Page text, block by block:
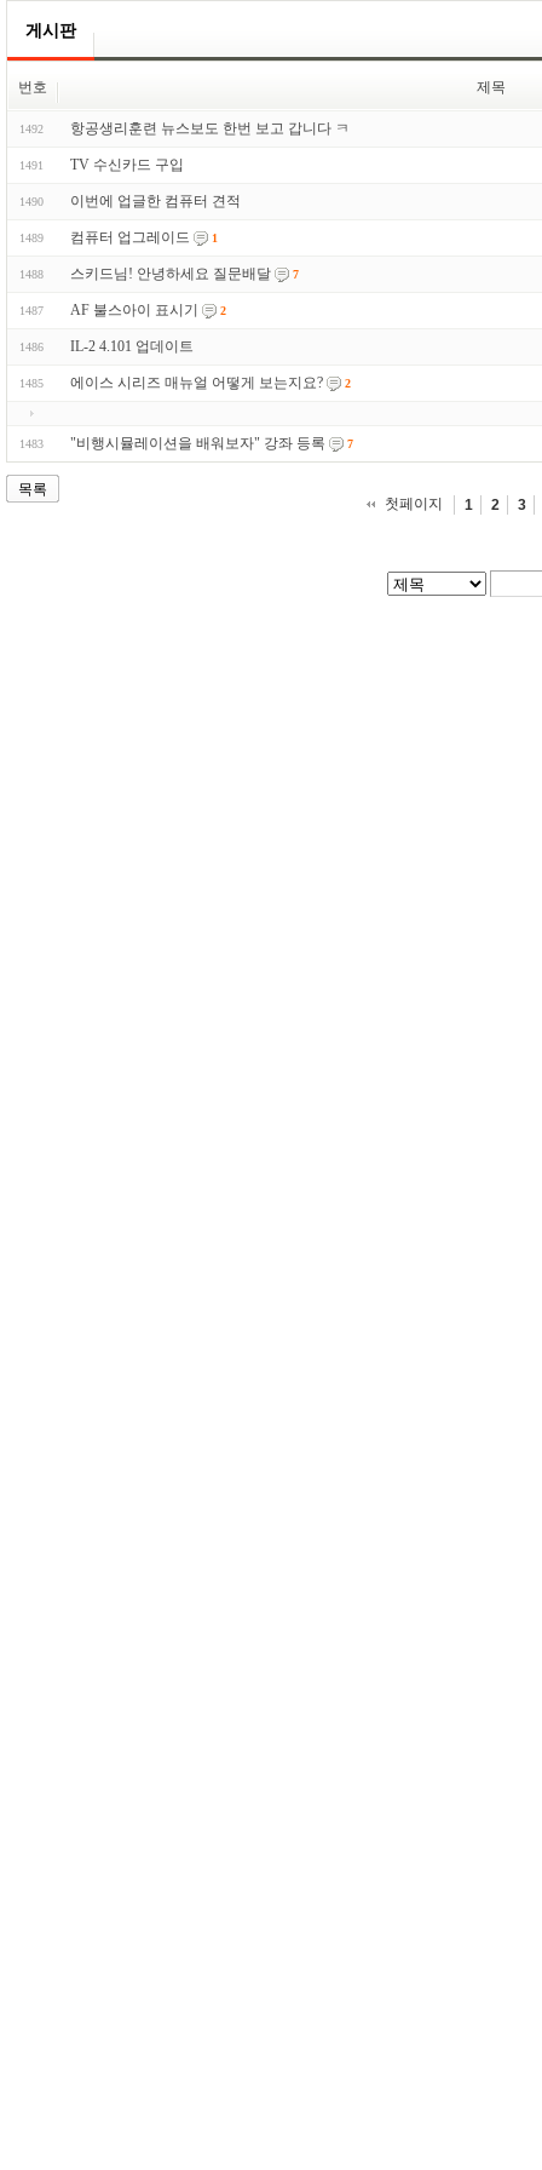
게시판
번호 제목
1492 항공생리훈련 뉴스보도 한번 보고 갑니다 ㅋ
1491 TV 수신카드 구입
1490 이번에 업글한 컴퓨터 견적
1489 컴퓨터 업그레이드 1
1488 스키드님! 안녕하세요 질문배달 7
1487 AF 불스아이 표시기 2
1486 IL-2 4.101 업데이트
1485 에이스 시리즈 매뉴얼 어떻게 보는지요? 2
1483 "비행시뮬레이션을 배워보자" 강좌 등록 7
목록
첫페이지
1 2 3